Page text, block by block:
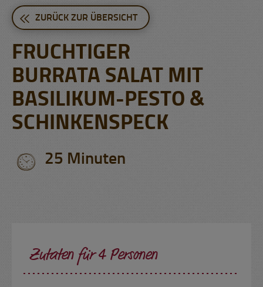
ZURÜCK ZUR ÜBERSICHT
FRUCHTIGER
BURRATA SALAT MIT
BASILIKUM-PESTO &
SCHINKENSPECK
25 Minuten
Zutaten für 4 Personen